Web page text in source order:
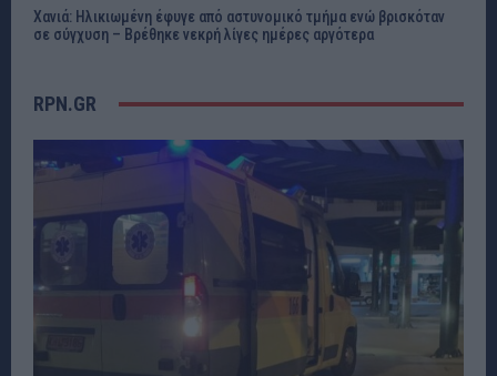
Χανιά: Ηλικιωμένη έφυγε από αστυνομικό τμήμα ενώ βρισκόταν
σε σύγχυση – Βρέθηκε νεκρή λίγες ημέρες αργότερα
RPN.GR